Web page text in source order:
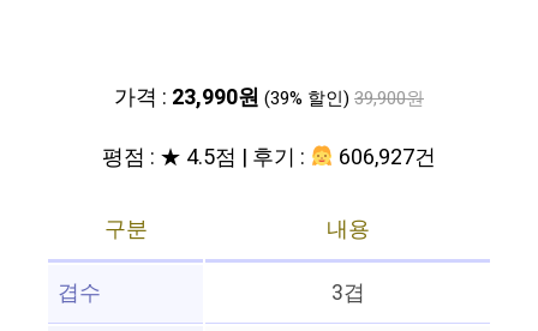
가격 : 23,990원 (39% 할인) 39,900원
평점 : ★ 4.5점 | 후기 : 606,927건
구분
내용
겹수
3겹